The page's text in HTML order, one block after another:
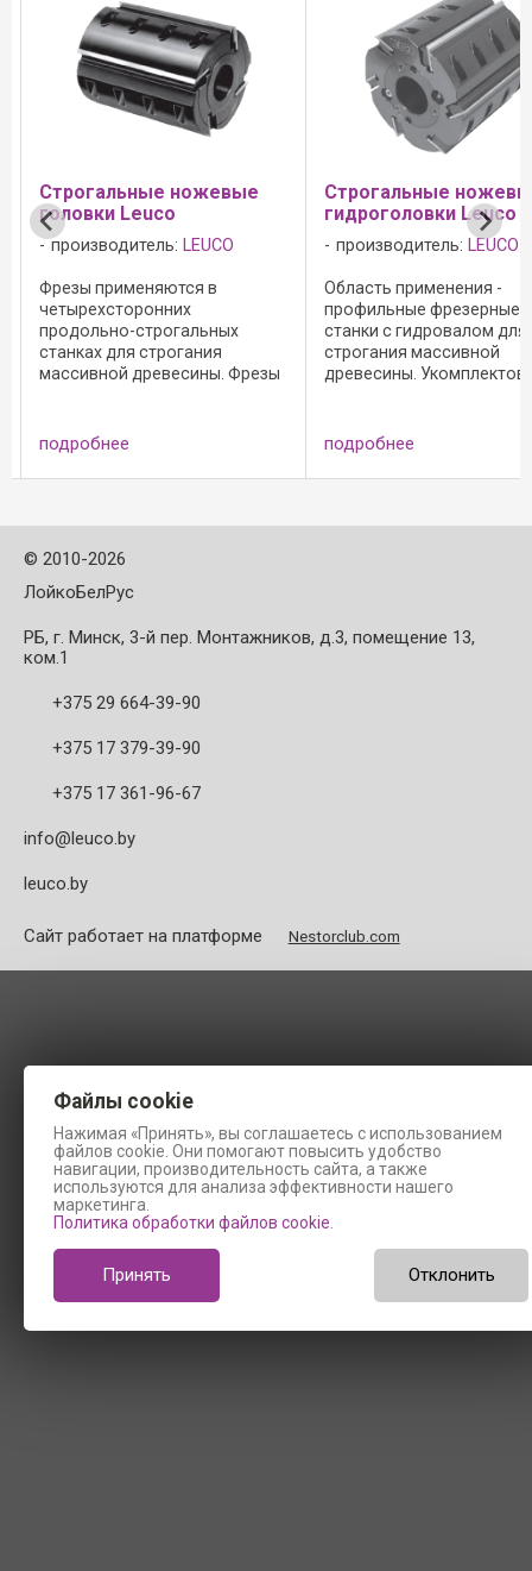
ножевые
Leuco
производитель:LEUCO
применяются в
строгальных
для строгания
древесины. Фрезы
30x3 мм. Для
строгального
требуются 2
Cтрогальные ножевые
гидроголовки Leuco
производитель:LEUCO
Область применения -
профильные фрезерные
станки с гидровалом для
строгания массивной
древесины. Укомплектован
Альтернативный материал -
твердый сплав для твердой
древесины и древесины
подробнее
© 2010-2026
ЛойкоБелРус
РБ, г. Минск, 3-й пер. Монтажников, д.3, помещение 13,
ком.1
+375 29 664-39-90
+375 17 379-39-90
+375 17 361-96-67
info@leuco.by
leuco.by
Сайт работает на платформе Nestorclub.com
Файлы cookie
Нажимая «Принять», вы соглашаетесь с использованием
файлов cookie. Они помогают повысить удобство
навигации, производительность сайта, а также
используются для анализа эффективности нашего
маркетинга.
Политика обработки файлов cookie
Принять Отклонить